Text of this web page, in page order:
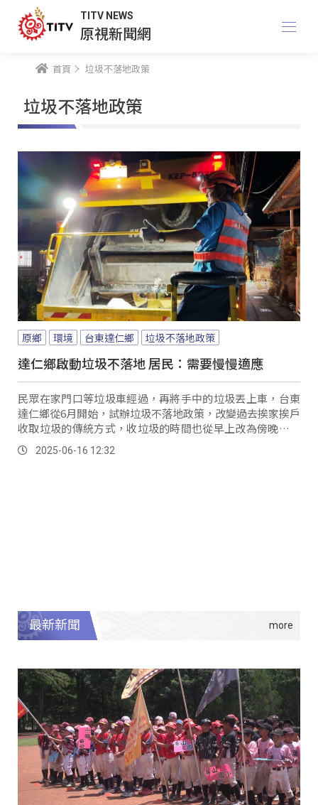
TITV NEWS
原視新聞網
首頁 垃圾不落地政策
垃圾不落地政策
原鄉 環境 台東達仁鄉 垃圾不落地政策
達仁鄉啟動垃圾不落地 居民：需要慢慢適應
民眾在家門口等垃圾車經過，再將手中的垃圾丟上車，台東
達仁鄉從6月開始，試辦垃圾不落地政策，改變過去挨家挨戶
收取垃圾的傳統方式，收垃圾的時間也從早上改為傍晚，有
民眾表示，還需要一段時間適應。
2025-06-16 12:32
最新新聞